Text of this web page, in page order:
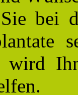
bei
wird